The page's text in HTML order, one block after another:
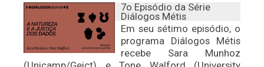
7o Episódio da Série
Diálogos Métis
Em seu sétimo episódio, o
programa Diálogos Métis
recebe Sara Munhoz